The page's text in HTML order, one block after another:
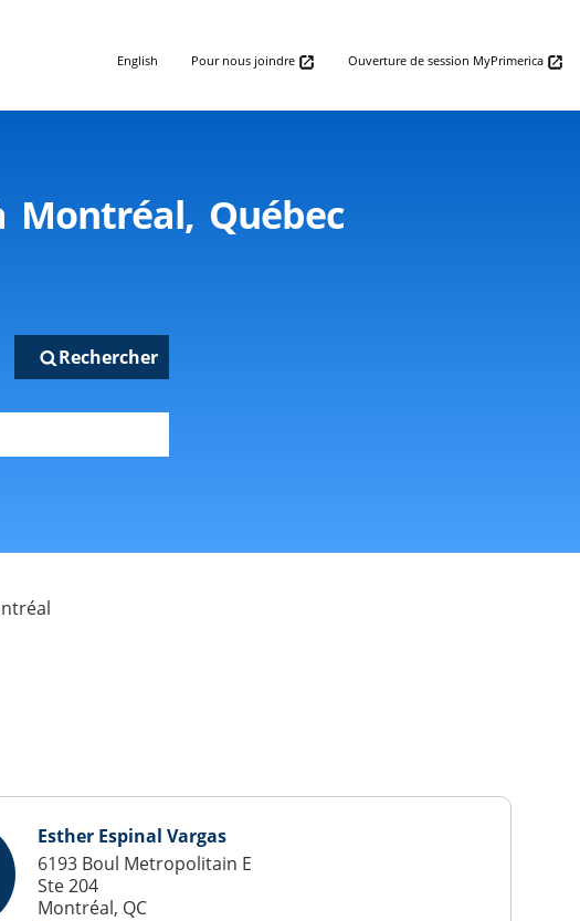
English Pour nous joindre Ouverture de session MyPrimerica
Montréal, Québec
Rechercher
Esther Espinal Vargas
6193 Boul Metropolitain E
Ste 204
Montréal, QC